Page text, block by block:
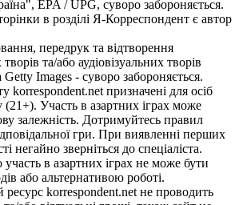
EPA / UPG, суворо забороняється.
в розділі Я-Корреспондент є автор
передрук та відтворення
та/або аудіовізуальних творів
Images - суворо забороняється.
korrespondent.net призначені для осіб
(21+). Участь в азартних іграх може
залежність. Дотримуйтесь правил
гри. При виявленні перших
негайно зверніться до спеціаліста.
в азартних іграх не може бути
або альтернативою роботі.
ресурс korrespondent.net не проводить